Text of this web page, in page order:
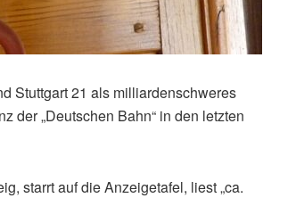
Stuttgart 21 als milliardenschweres
der „Deutschen Bahn“ in den letzten
starrt auf die Anzeigetafel, liest „ca.